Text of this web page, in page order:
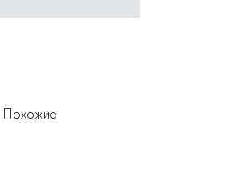
Похожие